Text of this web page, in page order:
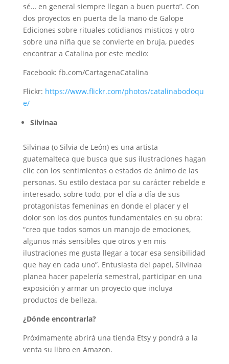
sé… en general siempre llegan a buen puerto”. Con
dos proyectos en puerta de la mano de Galope
Ediciones sobre rituales cotidianos misticos y otro
sobre una niña que se convierte en bruja, puedes
encontrar a Catalina por este medio:
Facebook: fb.com/CartagenaCatalina
Flickr: https://www.flickr.com/photos/catalinabodoqu
e/
Silvinaa
Silvinaa (o Silvia de León) es una artista
guatemalteca que busca que sus ilustraciones hagan
clic con los sentimientos o estados de ánimo de las
personas. Su estilo destaca por su carácter rebelde e
interesado, sobre todo, por el día a día de sus
protagonistas femeninas en donde el placer y el
dolor son los dos puntos fundamentales en su obra:
“creo que todos somos un manojo de emociones,
algunos más sensibles que otros y en mis
ilustraciones me gusta llegar a tocar esa sensibilidad
que hay en cada uno”. Entusiasta del papel, Silvinaa
planea hacer papelería semestral, participar en una
exposición y armar un proyecto que incluya
productos de belleza.
¿Dónde encontrarla?
Próximamente abrirá una tienda Etsy y pondrá a la
venta su libro en Amazon.